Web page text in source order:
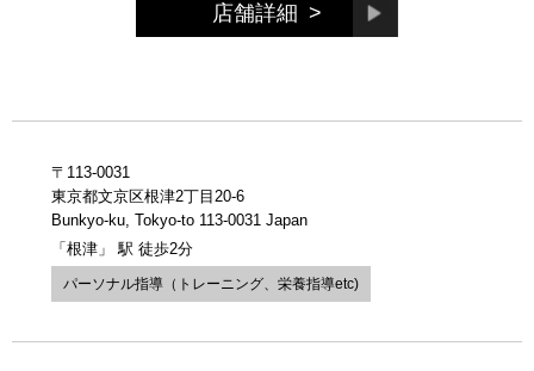
店舗詳細 >
〒113-0031
東京都文京区根津2丁目20-6
Bunkyo-ku, Tokyo-to 113-0031 Japan
「根津」 駅 徒歩2分
パーソナル指導（トレーニング、栄養指導etc)